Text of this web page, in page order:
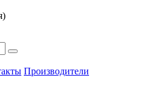
Производители